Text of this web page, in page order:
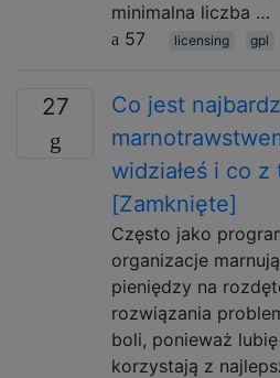
minimalna liczba …
57
licensing gpl
27
Co jest
widziałeś i co z
[Zamknięte]
Często jako
organizacje
pieniędzy na
rozwiązania
boli, ponieważ
korzystają z